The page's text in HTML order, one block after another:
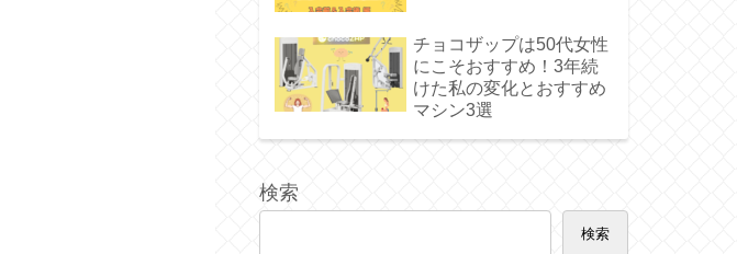
チョコザップは50代女性
にこそおすすめ！3年続
けた私の変化とおすすめ
マシン3選
検索
検索